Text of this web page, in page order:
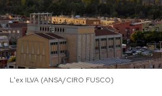
I MIEI PREFERITI
SHOP
L'ex ILVA (ANSA/CIRO FUSCO)